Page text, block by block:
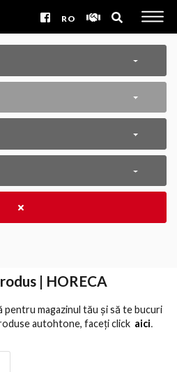
RO
| HORECA
pentru magazinul tău și să te bucuri
autohtone, faceți click aici․